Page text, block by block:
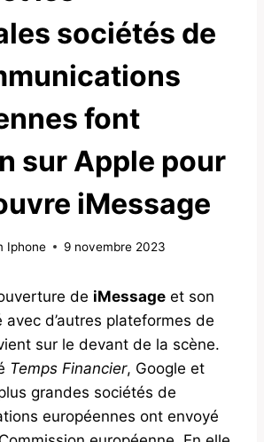
sociétés de
font
sur Apple pour
iMessage
Iphone 9 novembre 2023
de iMessage et son
d’autres plateformes de
sur le devant de la scène.
Temps Financier, Google et
grandes sociétés de
européennes ont envoyé